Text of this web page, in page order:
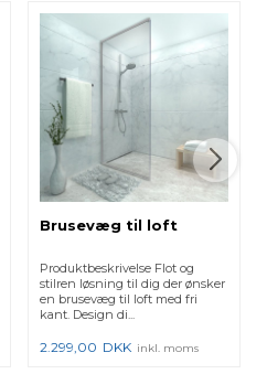
Brusevæg til loft
Produktbeskrivelse Flot og
stilren løsning til dig der ønsker
en brusevæg til loft med fri
kant. Design di...
2.299,00 DKK inkl. moms